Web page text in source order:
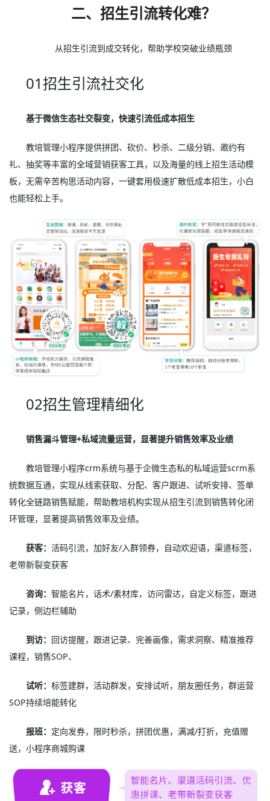
二、招生引流转化难？
从招生引流到成交转化，帮助学校突破业绩瓶颈
01招生引流社交化
基于微信生态社交裂变，快速引流低成本招生
教培管理小程序提供拼团、砍价、秒杀、二级分销、邀约有
礼、抽奖等丰富的全域营销获客工具，以及海量的线上招生活动模
板，无需辛苦构思活动内容，一键套用极速扩散低成本招生，小白
也能轻松上手。
02招生管理精细化
销售漏斗管理+私域流量运营，显著提升销售效率及业绩
教培管理小程序crm系统与基于企微生态私的私域运营scrm系
统数据互通，实现从线索获取、分配、客户跟进、试听安排、签单
转化全链路销售赋能，帮助教培机构实现从招生引流到销售转化闭
环管理，显著提高销售效率及业绩。
获客：活码引流，加好友/入群领券，自动欢迎语，渠道标签，
老带新裂变获客
咨询：智能名片，话术/素材库，访问雷达，自定义标签，跟进
记录，侧边栏辅助
到访： 回访提醒，跟进记录、完善画像，需求洞察、精准推荐
课程，销售SOP、
试听：标签建群，活动群发，安排试听，朋友圈任务，群运营
SOP持续培能转化
报班： 定向发券，限时秒杀，拼团优惠，满减/打折，充值赠
送，小程序商城购课